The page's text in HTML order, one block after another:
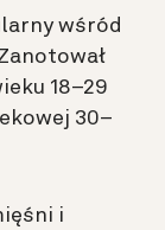
wśród
18–29
30–
i